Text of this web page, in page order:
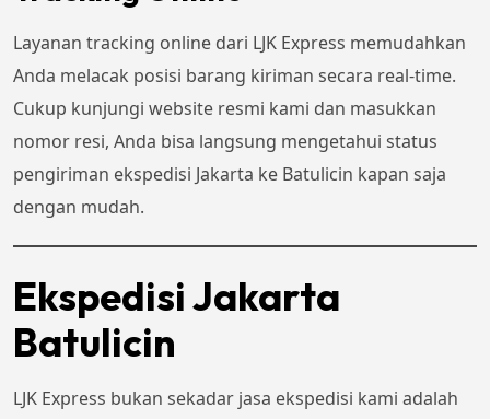
Layanan tracking online dari LJK Express memudahkan
Anda melacak posisi barang kiriman secara real-time.
Cukup kunjungi website resmi kami dan masukkan
nomor resi, Anda bisa langsung mengetahui status
pengiriman ekspedisi Jakarta ke Batulicin kapan saja
dengan mudah.
Ekspedisi Jakarta
Batulicin
LJK Express bukan sekadar jasa ekspedisi kami adalah